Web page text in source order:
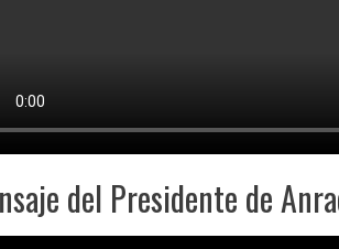
del Presidente de